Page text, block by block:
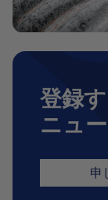
登録
ニュ
申